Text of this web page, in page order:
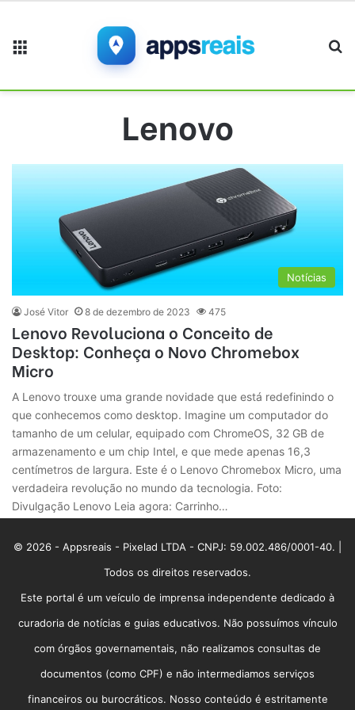
Lenovo
Notícias
José Vitor 8 de dezembro de 2023 475
Lenovo Revoluciona o Conceito de
Desktop: Conheça o Novo Chromebox
Micro
A Lenovo trouxe uma grande novidade que está redefinindo o
que conhecemos como desktop. Imagine um computador do
tamanho de um celular, equipado com ChromeOS, 32 GB de
armazenamento e um chip Intel, e que mede apenas 16,3
centímetros de largura. Este é o Lenovo Chromebox Micro, uma
verdadeira revolução no mundo da tecnologia. Foto:
Divulgação Lenovo Leia agora: Carrinho…
© 2026 - Appsreais - Pixelad LTDA - CNPJ: 59.002.486/0001-40. |
Todos os direitos reservados.
Este portal é um veículo de imprensa independente dedicado à
curadoria de notícias e guias educativos. Não possuímos vínculo
com órgãos governamentais, não realizamos consultas de
documentos (como CPF) e não intermediamos serviços
financeiros ou burocráticos. Nosso conteúdo é estritamente